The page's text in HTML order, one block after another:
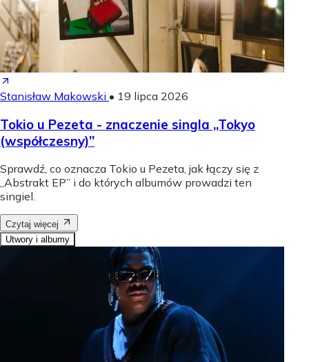
Stanisław Makowski • 19 lipca 2026
Tokio u Pezeta - znaczenie singla „Tokyo
(współczesny)”
Sprawdź, co oznacza Tokio u Pezeta, jak łączy się z
„Abstrakt EP” i do których albumów prowadzi ten
singiel.
Czytaj więcej
Utwory i albumy